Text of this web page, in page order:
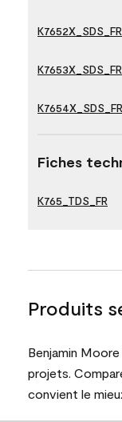
K7652X_SDS_FR
K7653X_SDS_FR
K7654X_SDS_FR
Fiches
K765_TDS_FR
Produits
Benjamin
projets.
convient le